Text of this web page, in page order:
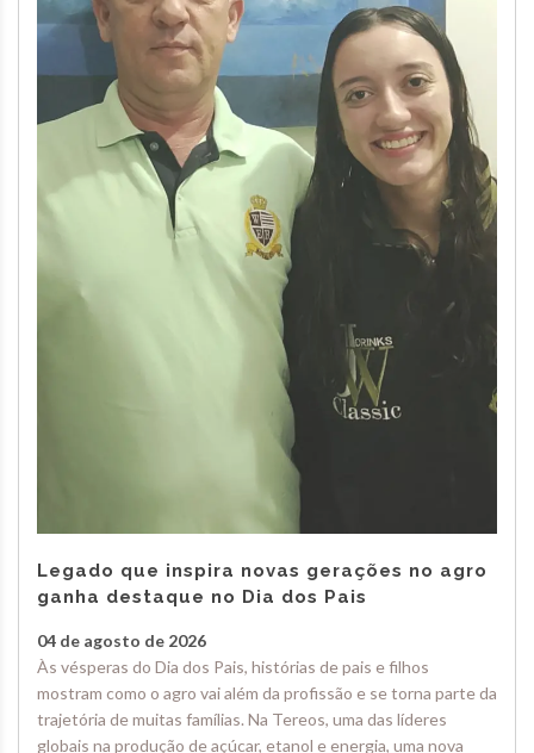
Legado que inspira novas gerações no agro
ganha destaque no Dia dos Pais
04 de agosto de 2026
Às vésperas do Dia dos Pais, histórias de pais e filhos
mostram como o agro vai além da profissão e se torna parte da
trajetória de muitas famílias. Na Tereos, uma das líderes
globais na produção de açúcar, etanol e energia, uma nova